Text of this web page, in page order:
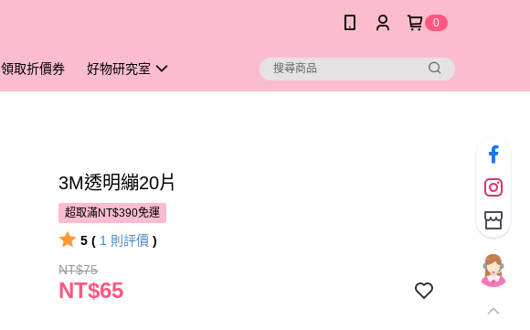
0
領取折價券 好物研究室
3M透明繃20片
超取滿NT$390免運
5 ( 1 則評價 )
NT$75
NT$65